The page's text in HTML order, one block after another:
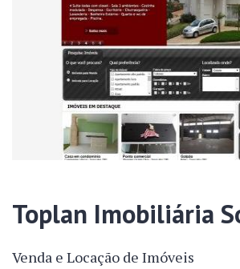
Toplan Imobiliária
Venda e Locação de Imóveis